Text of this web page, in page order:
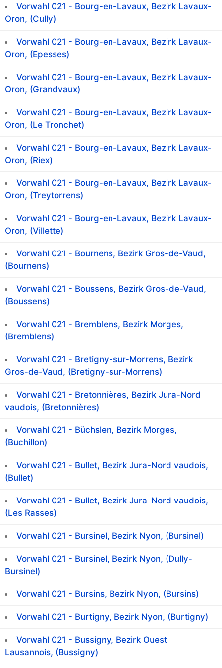
Vorwahl 021 - Bourg-en-Lavaux, Bezirk Lavaux-
Oron, (Cully)
Vorwahl 021 - Bourg-en-Lavaux, Bezirk Lavaux-
Oron, (Epesses)
Vorwahl 021 - Bourg-en-Lavaux, Bezirk Lavaux-
Oron, (Grandvaux)
Vorwahl 021 - Bourg-en-Lavaux, Bezirk Lavaux-
Oron, (Le Tronchet)
Vorwahl 021 - Bourg-en-Lavaux, Bezirk Lavaux-
Oron, (Riex)
Vorwahl 021 - Bourg-en-Lavaux, Bezirk Lavaux-
Oron, (Treytorrens)
Vorwahl 021 - Bourg-en-Lavaux, Bezirk Lavaux-
Oron, (Villette)
Vorwahl 021 - Bournens, Bezirk Gros-de-Vaud,
(Bournens)
Vorwahl 021 - Boussens, Bezirk Gros-de-Vaud,
(Boussens)
Vorwahl 021 - Bremblens, Bezirk Morges,
(Bremblens)
Vorwahl 021 - Bretigny-sur-Morrens, Bezirk
Gros-de-Vaud, (Bretigny-sur-Morrens)
Vorwahl 021 - Bretonnières, Bezirk Jura-Nord
vaudois, (Bretonnières)
Vorwahl 021 - Büchslen, Bezirk Morges,
(Buchillon)
Vorwahl 021 - Bullet, Bezirk Jura-Nord vaudois,
(Bullet)
Vorwahl 021 - Bullet, Bezirk Jura-Nord vaudois,
(Les Rasses)
Vorwahl 021 - Bursinel, Bezirk Nyon, (Bursinel)
Vorwahl 021 - Bursinel, Bezirk Nyon, (Dully-
Bursinel)
Vorwahl 021 - Bursins, Bezirk Nyon, (Bursins)
Vorwahl 021 - Burtigny, Bezirk Nyon, (Burtigny)
Vorwahl 021 - Bussigny, Bezirk Ouest
Lausannois, (Bussigny)